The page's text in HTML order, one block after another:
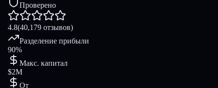
Проверено
4.8(40,179 отзывов)
Разделение прибыли
90%
Макс. капитал
$2M
От